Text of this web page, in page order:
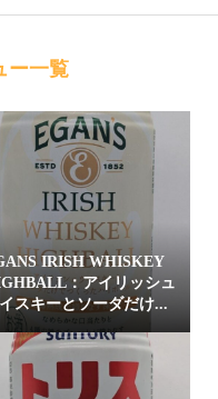
ー一覧
IRISH WHISKEY
：アイリッシュ
スキーとソーダだけ...